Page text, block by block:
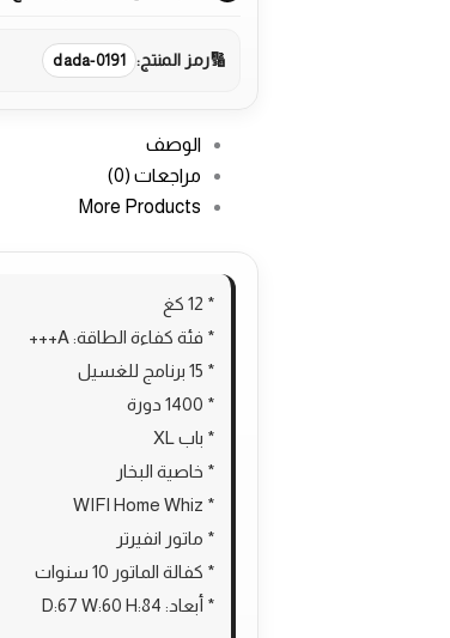
رمز المنتج: dada-0191
الوصف
مراجعات (0)
More Products
* 12 كغ
* فئة كفاءة الطاقة: A+++
* 15 برنامج للغسيل
* 1400 دورة
* باب XL
* خاصية البخار
* WIFI Home Whiz
* ماتور انفيرتر
* كفالة الماتور 10 سنوات
* أبعاد: D:67 W:60 H:84